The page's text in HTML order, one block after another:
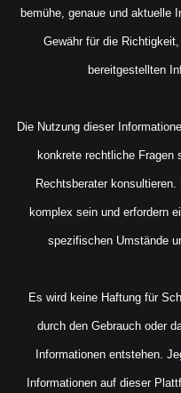
bemühe, genaue und aktuelle
Gewähr für die
bereitgestellten
Die Nutzung dieser
konkrete rechtliche
Rechtsberater
komplex sein und erfordern
spezifischen Umstände
Es wird keine Haftung für
durch den Gebrauch oder
Informationen entstehen.
Informationen auf dieser